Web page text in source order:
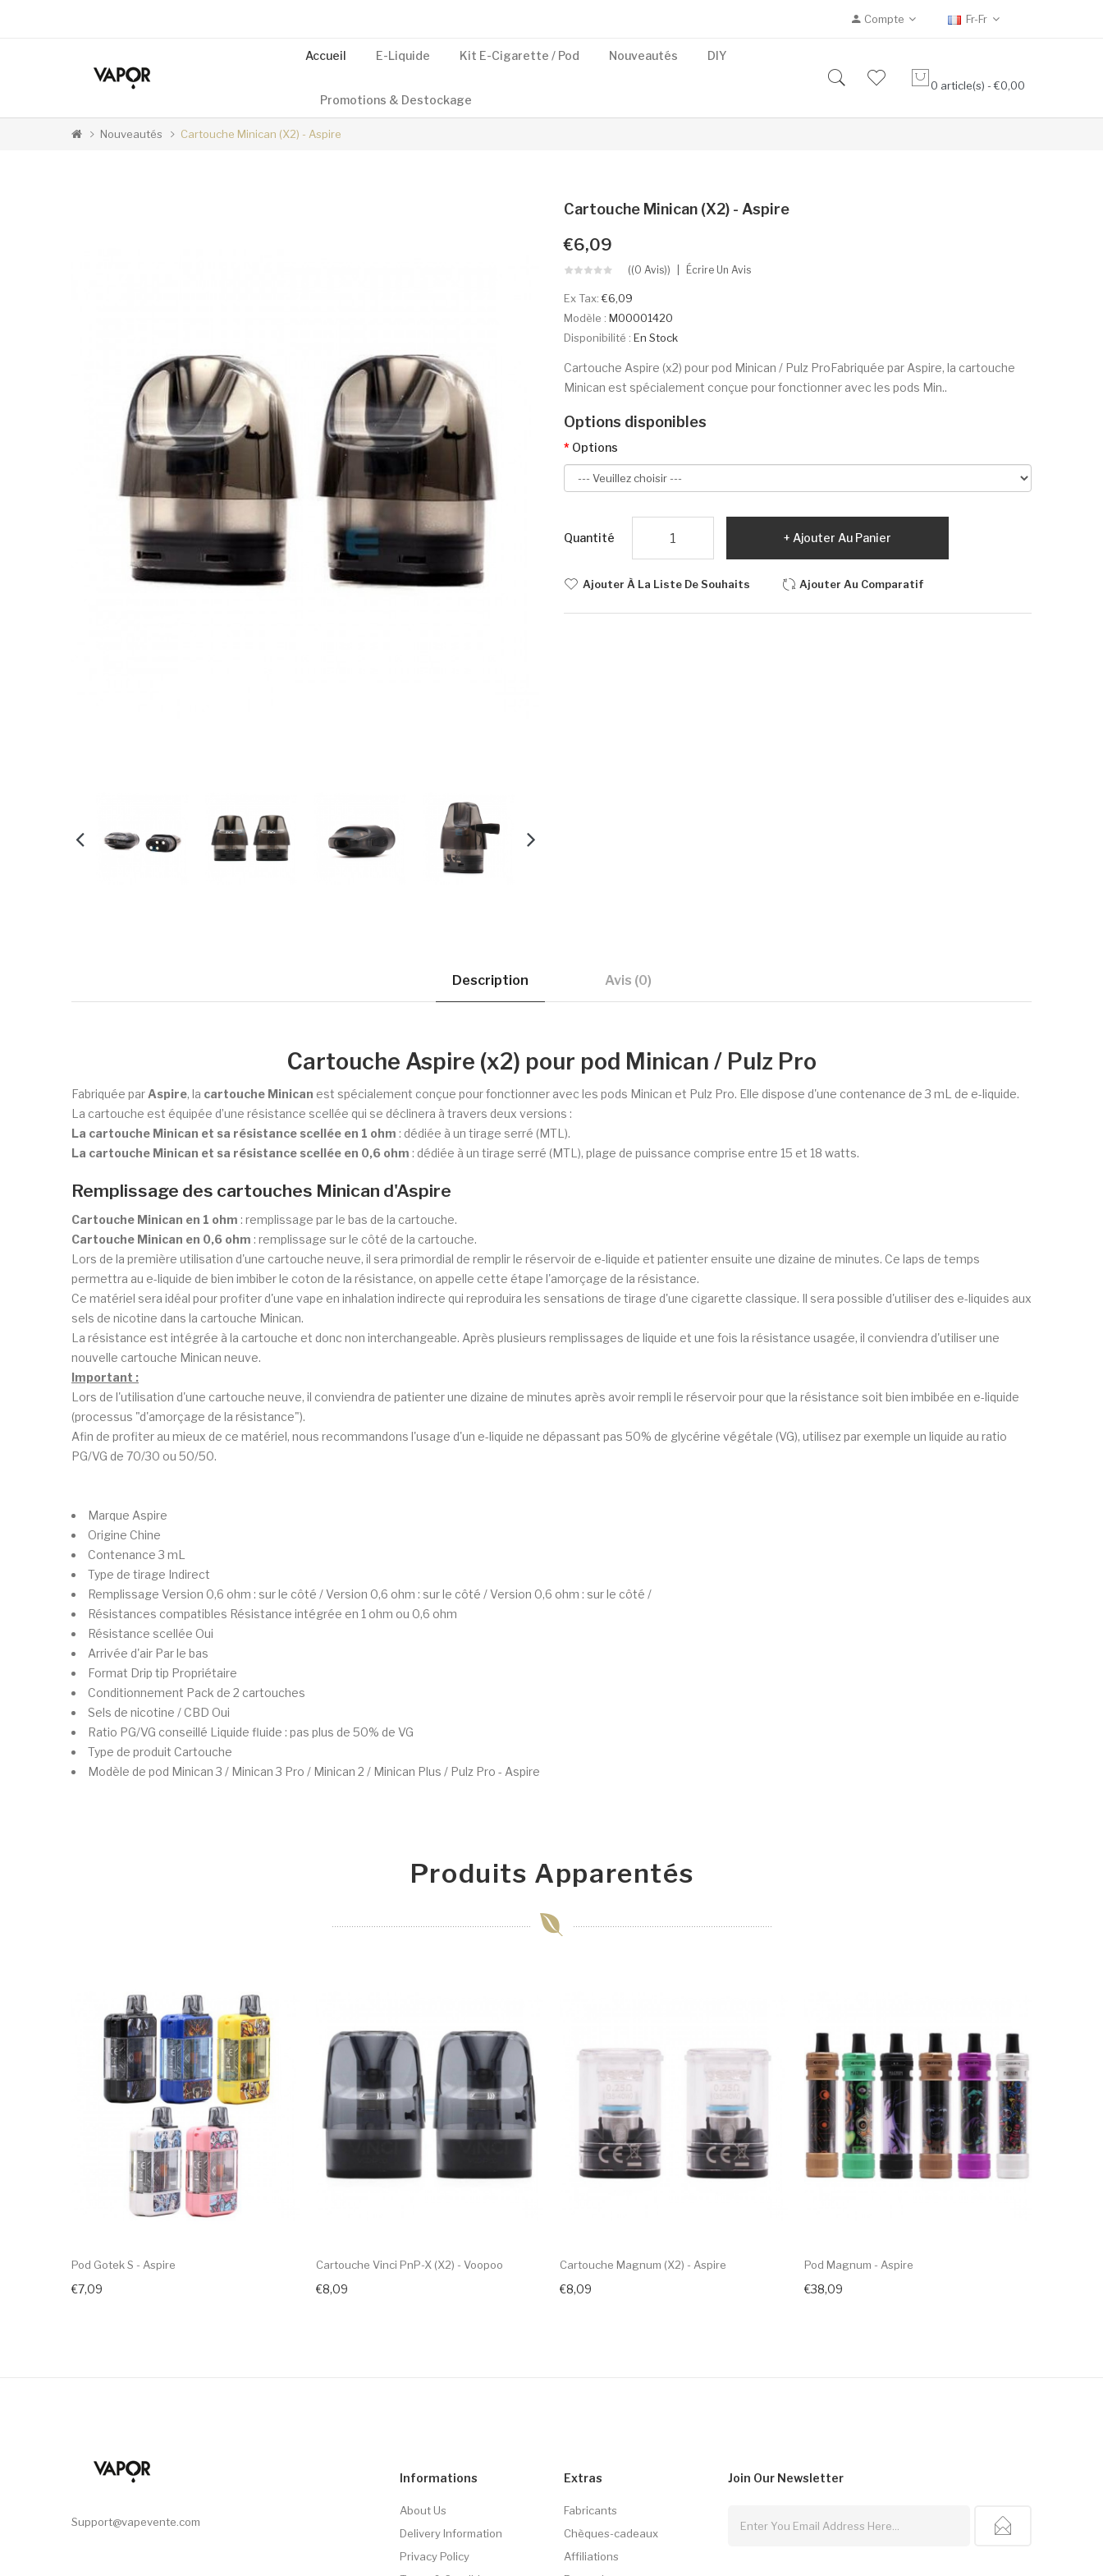
Compte Fr-Fr
Accueil E-Liquide Kit E-Cigarette / Pod Nouveautés DIY
Promotions & Destockage
0 article(s) - €0,00
Nouveautés Cartouche Minican (x2) - Aspire
Cartouche Minican (x2) - Aspire
€6,09
((0 Avis)) Écrire Un Avis
Ex Tax:€6,09
Modèle : M00001420
Disponibilité : En Stock
Cartouche Aspire (x2) pour pod Minican / Pulz ProFabriquée par Aspire, la cartouche
Minican est spécialement conçue pour fonctionner avec les pods Min..
Options disponibles
Options
Quantité Ajouter Au Panier
Ajouter À La Liste De Souhaits Ajouter Au Comparatif
Description Avis (0)
Cartouche Aspire (x2) pour pod Minican / Pulz Pro
Fabriquée par Aspire, la cartouche Minican est spécialement conçue pour fonctionner avec les pods Minican et Pulz Pro. Elle dispose d'une contenance de 3 mL de e-liquide.
La cartouche est équipée d’une résistance scellée qui se déclinera à travers deux versions :
La cartouche Minican et sa résistance scellée en 1 ohm : dédiée à un tirage serré (MTL).
La cartouche Minican et sa résistance scellée en 0,6 ohm : dédiée à un tirage serré (MTL), plage de puissance comprise entre 15 et 18 watts.
Remplissage des cartouches Minican d'Aspire
Cartouche Minican en 1 ohm : remplissage par le bas de la cartouche.
Cartouche Minican en 0,6 ohm : remplissage sur le côté de la cartouche.
Lors de la première utilisation d'une cartouche neuve, il sera primordial de remplir le réservoir de e-liquide et patienter ensuite une dizaine de minutes. Ce laps de temps
permettra au e-liquide de bien imbiber le coton de la résistance, on appelle cette étape l'amorçage de la résistance.
Ce matériel sera idéal pour profiter d'une vape en inhalation indirecte qui reproduira les sensations de tirage d'une cigarette classique. Il sera possible d'utiliser des e-liquides aux
sels de nicotine dans la cartouche Minican.
La résistance est intégrée à la cartouche et donc non interchangeable. Après plusieurs remplissages de liquide et une fois la résistance usagée, il conviendra d'utiliser une
nouvelle cartouche Minican neuve.
Important :
Lors de l'utilisation d'une cartouche neuve, il conviendra de patienter une dizaine de minutes après avoir rempli le réservoir pour que la résistance soit bien imbibée en e-liquide
(processus "d'amorçage de la résistance").
Afin de profiter au mieux de ce matériel, nous recommandons l'usage d'un e-liquide ne dépassant pas 50% de glycérine végétale (VG), utilisez par exemple un liquide au ratio
PG/VG de 70/30 ou 50/50.
Marque Aspire
Origine Chine
Contenance 3 mL
Type de tirage Indirect
Remplissage Version 0,6 ohm : sur le côté / Version 0,6 ohm : sur le côté / Version 0,6 ohm : sur le côté /
Résistances compatibles Résistance intégrée en 1 ohm ou 0,6 ohm
Résistance scellée Oui
Arrivée d'air Par le bas
Format Drip tip Propriétaire
Conditionnement Pack de 2 cartouches
Sels de nicotine / CBD Oui
Ratio PG/VG conseillé Liquide fluide : pas plus de 50% de VG
Type de produit Cartouche
Modèle de pod Minican 3 / Minican 3 Pro / Minican 2 / Minican Plus / Pulz Pro - Aspire
Produits Apparentés
Pod Gotek S - Aspire
€7,09
Cartouche Vinci PnP-X (x2) - Voopoo
€8,09
Cartouche Magnum (x2) - Aspire
€8,09
Pod Magnum - Aspire
€38,09
Support@vapevente.com
Informations
About Us
Delivery Information
Privacy Policy
Extras
Fabricants
Chèques-cadeaux
Affiliations
Join Our Newsletter